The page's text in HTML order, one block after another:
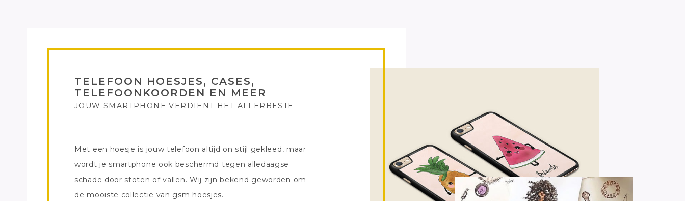
TELEFOON HOESJES, CASES,
TELEFOONKOORDEN EN MEER
JOUW SMARTPHONE VERDIENT HET ALLERBESTE
Met een hoesje is jouw telefoon altijd on stijl gekleed, maar
wordt je smartphone ook beschermd tegen alledaagse
schade door stoten of vallen. Wij zijn bekend geworden om
de mooiste collectie van gsm hoesjes.